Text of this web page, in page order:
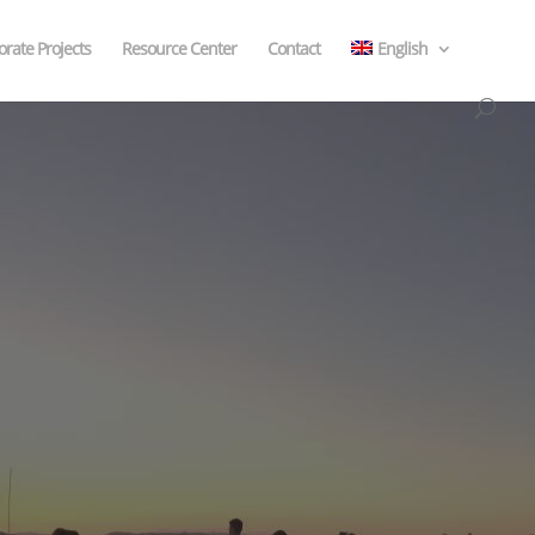
Projects Resource Center Contact English